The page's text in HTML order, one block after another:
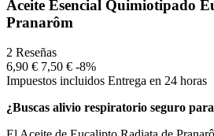
Aceite Esencial Quimiotipado
Pranarôm
2 Reseñas
6,90 € 7,50 € -8%
Impuestos incluidos Entrega en 24 horas
¿Buscas alivio respiratorio seguro